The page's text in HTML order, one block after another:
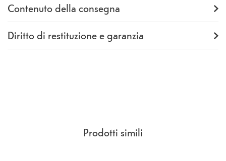
produttore
Contenuto della consegna
Fornitura Book Case
Diritto di restituzione e garanzia
Garanzia
24 mesi
Prodotti simili